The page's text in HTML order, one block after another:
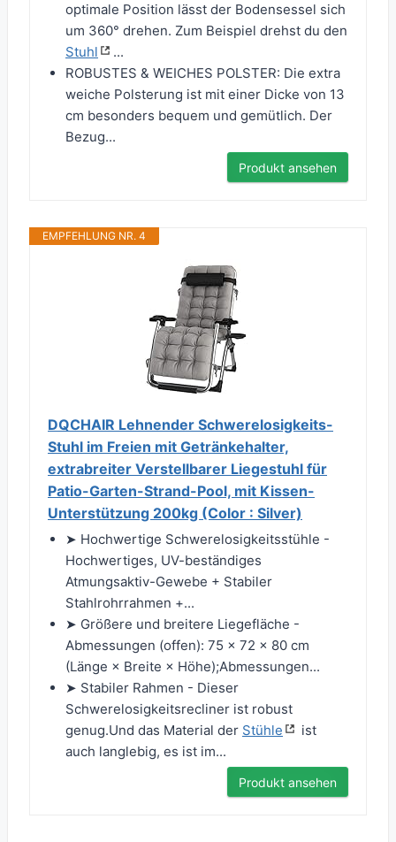
optimale Position lässt der Bodensessel sich
um 360° drehen. Zum Beispiel drehst du den
Stuhl
...
ROBUSTES & WEICHES POLSTER: Die extra
weiche Polsterung ist mit einer Dicke von 13
cm besonders bequem und gemütlich. Der
Bezug...
Produkt ansehen
EMPFEHLUNG NR. 4
DQCHAIR Lehnender Schwerelosigkeits-
Stuhl im Freien mit Getränkehalter,
extrabreiter Verstellbarer Liegestuhl für
Patio-Garten-Strand-Pool, mit Kissen-
Unterstützung 200kg (Color : Silver)
➤ Hochwertige Schwerelosigkeitsstühle -
Hochwertiges, UV-beständiges
Atmungsaktiv-Gewebe + Stabiler
Stahlrohrrahmen +...
➤ Größere und breitere Liegefläche -
Abmessungen (offen): 75 × 72 × 80 cm
(Länge × Breite × Höhe);Abmessungen...
➤ Stabiler Rahmen - Dieser
Schwerelosigkeitsrecliner ist robust
genug.Und das Material der Stühle
ist
auch langlebig, es ist im...
Produkt ansehen